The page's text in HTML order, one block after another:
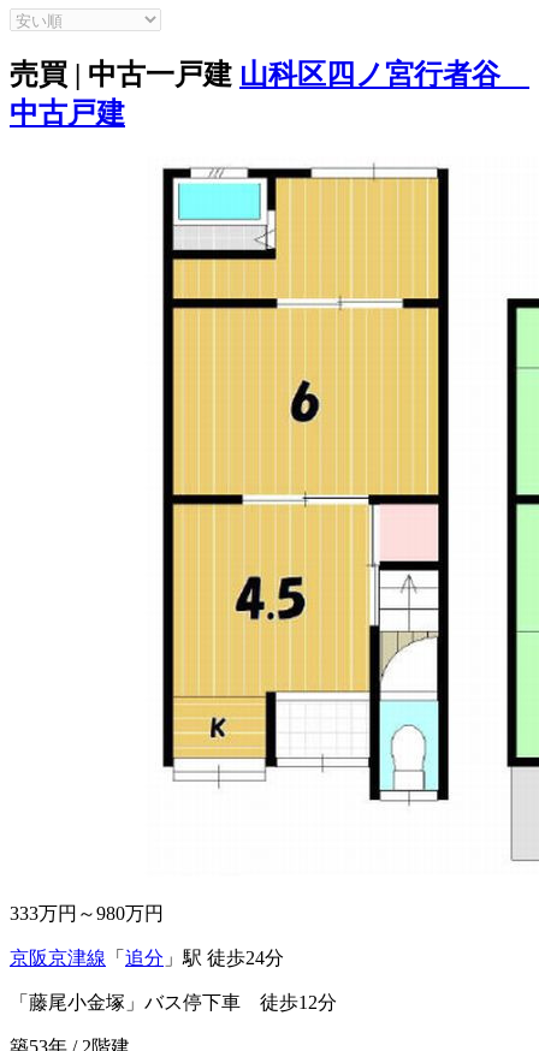
売買 | 中古一戸建 山科区四ノ宮行者谷
中古戸建
333万円～980万円
京阪京津線 「 追分 」駅 徒歩24分
「藤尾小金塚」バス停下車 徒歩12分
築53年 / 2階建